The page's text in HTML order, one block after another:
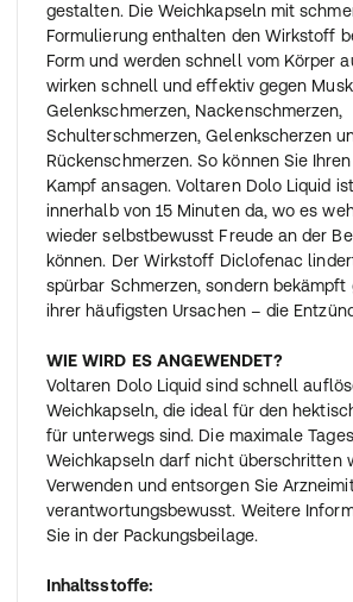
gestalten. Die Weichkapseln mit
Formulierung enthalten den Wirkstoff
Form und werden schnell vom Körper
wirken schnell und effektiv gegen
Gelenkschmerzen, Nackenschmerzen,
Schulterschmerzen, Gelenkscherzen
Rückenschmerzen. So können Sie
Kampf ansagen. Voltaren Dolo Liquid
innerhalb von 15 Minuten da, wo es
wieder selbstbewusst Freude an der
können. Der Wirkstoff Diclofenac
spürbar Schmerzen, sondern
ihrer häufigsten Ursachen – die
WIE WIRD ES ANGEWENDET?
Voltaren Dolo Liquid sind schnell
Weichkapseln, die ideal für den
für unterwegs sind. Die maximale
Weichkapseln darf nicht überschritten
Verwenden und entsorgen Sie
verantwortungsbewusst. Weitere
Sie in der Packungsbeilage.
Inhaltsstoffe: